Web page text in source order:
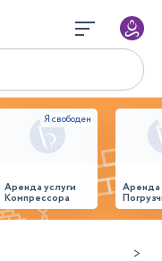
Аренда услуги
Компрессора